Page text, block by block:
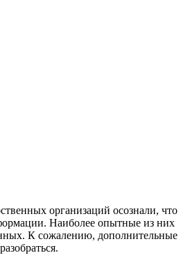
организаций осознали, что
Наиболее опытные из них
К сожалению, дополнительные